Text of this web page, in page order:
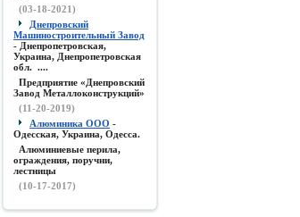
(03-18-2021)
Днепровский
Машиностроительный Завод
- Днепропетровская,
Украина, Днепропетровская
обл. ....
Предприятие «Днепровский
Завод Металлоконструкций»
(11-20-2019)
Алюминика ООО -
Одесская, Украина, Одесса.
Алюминиевые перила,
ограждения, поручни,
лестницы
(10-17-2017)